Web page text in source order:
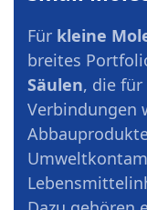
Für kleine
breites
Säulen, die für
Verbindungen